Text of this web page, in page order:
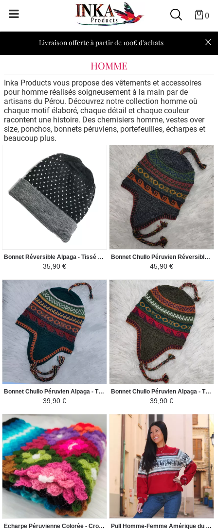
0
Livraison offerte à partir de 100€ d'achats
HOMME
Inka Products vous propose des vêtements et accessoires
pour homme réalisés soigneusement à la main par de
artisans du Pérou. Découvrez notre collection homme où
chaque motif élaboré, chaque détail et chaque couleur
racontent une histoire. Des chemisiers homme, vestes over
size, ponchos, bonnets péruviens, portefeuilles, écharpes et
beaucoup plus.
Bonnet Réversible Alpaga - Tissé Main en Alpaga - Gris points blancs
35,90 €
Bonnet Chullo Péruvien Réversible - Tissé Main en Alpaga avec Motifs Ethniques - Gris Foncé / Couleur Vin
45,90 €
Bonnet Chullo Péruvien Alpaga - Tissé Main en Alpaga avec Motifs Ethniques - Vert Foncé Canard / Coloré
39,90 €
Bonnet Chullo Péruvien Alpaga - Tissé Main en Alpaga avec Motifs Ethniques - Vert Jaune / Coloré
39,90 €
Écharpe Péruvienne Colorée - Crochet Huancavelica - Noir / Bleu Ciel / Coloré Pull Homme-Femme Amérique du Sud - Lama - Rouge / Blanc et Noir